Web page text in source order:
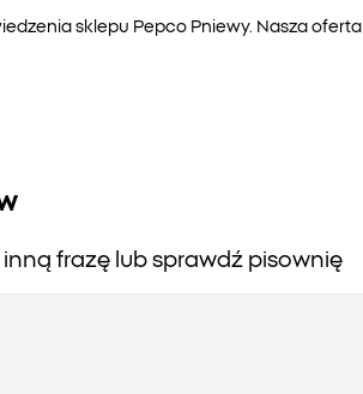
sklepu Pepco Pniewy. Nasza
frazę lub sprawdź pisownię